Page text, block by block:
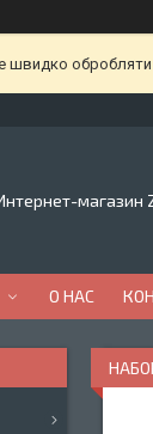
швидко обробляти
магазин
О НАС